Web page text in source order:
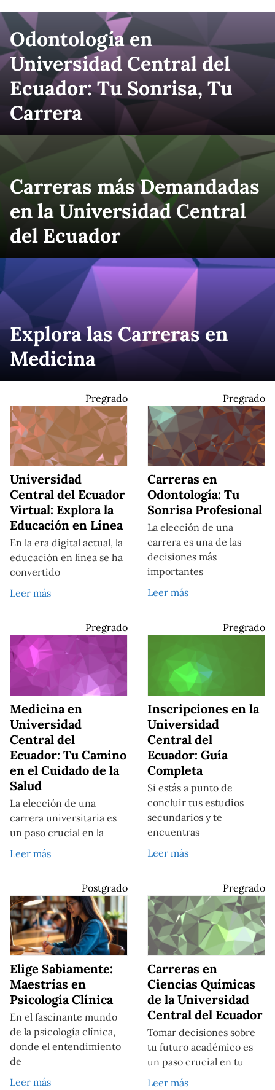
Odontología en
Universidad Central del
Ecuador: Tu Sonrisa, Tu
Carrera
Carreras más Demandadas
en la Universidad Central
del Ecuador
Explora las Carreras en
Medicina
Pregrado
Universidad
Central del Ecuador
Virtual: Explora la
Educación en Línea
En la era digital actual, la
educación en línea se ha
convertido
Leer más
Pregrado
Carreras en
Odontología: Tu
Sonrisa Profesional
La elección de una
carrera es una de las
decisiones más
importantes
Leer más
Pregrado
Medicina en
Universidad
Central del
Ecuador: Tu Camino
en el Cuidado de la
Salud
La elección de una
carrera universitaria es
un paso crucial en la
Leer más
Pregrado
Inscripciones en la
Universidad
Central del
Ecuador: Guía
Completa
Si estás a punto de
concluir tus estudios
secundarios y te
encuentras
Leer más
Postgrado
Elige Sabiamente:
Maestrías en
Psicología Clínica
En el fascinante mundo
de la psicología clínica,
donde el entendimiento
de
Leer más
Pregrado
Carreras en
Ciencias Químicas
de la Universidad
Central del Ecuador
Tomar decisiones sobre
tu futuro académico es
un paso crucial en tu
Leer más